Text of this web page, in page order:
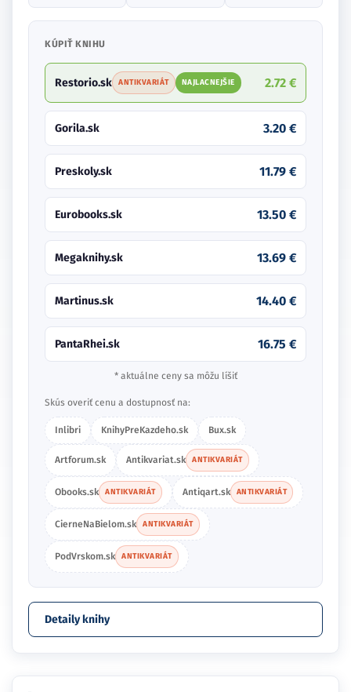
KÚPIŤ KNIHU
Restorio.sk ANTIKVARIÁT NAJLACNEJŠIE 2.72 €
Gorila.sk 3.20 €
Preskoly.sk 11.79 €
Eurobooks.sk 13.50 €
Megaknihy.sk 13.69 €
Martinus.sk 14.40 €
PantaRhei.sk 16.75 €
* aktuálne ceny sa môžu líšiť
Skús overiť cenu a dostupnosť na:
Inlibri KnihyPreKazdeho.sk Bux.sk
Artforum.sk Antikvariat.sk ANTIKVARIÁT
Obooks.sk ANTIKVARIÁT Antiqart.sk ANTIKVARIÁT
CierneNaBielom.sk ANTIKVARIÁT
PodVrskom.sk ANTIKVARIÁT
Detaily knihy